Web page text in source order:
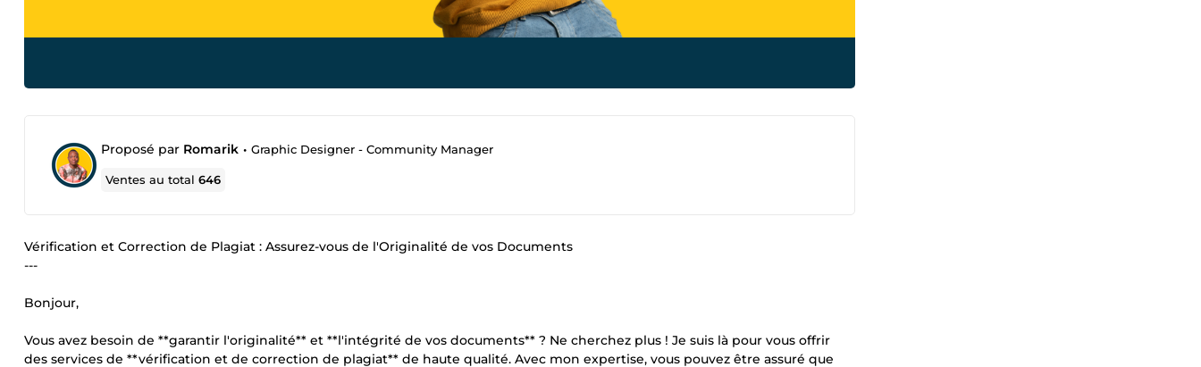
Proposé par Romarik • Graphic Designer - Community Manager
Ventes au total646
Vérification et Correction de Plagiat : Assurez-vous de l'Originalité de vos Documents
---
Bonjour,
Vous avez besoin de **garantir l'originalité** et **l'intégrité de vos documents** ? Ne cherchez plus ! Je suis là pour vous offrir
des services de **vérification et de correction de plagiat** de haute qualité. Avec mon expertise, vous pouvez être assuré que